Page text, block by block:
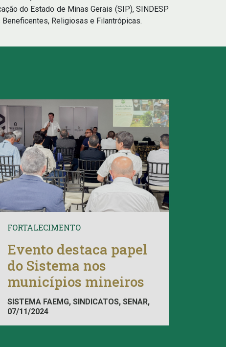
do Estado de Minas Gerais (SIP), SINDESP
Religiosas e Filantrópicas.
FORTALECIMENTO
Evento destaca papel
do Sistema nos
municípios mineiros
SISTEMA FAEMG, SINDICATOS, SENAR,
FAEMG
07/11/2024